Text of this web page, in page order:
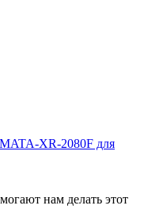
XR-2080F для
нам делать этот